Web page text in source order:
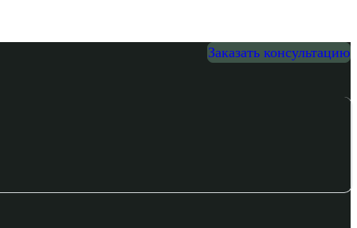
Заказать консультацию